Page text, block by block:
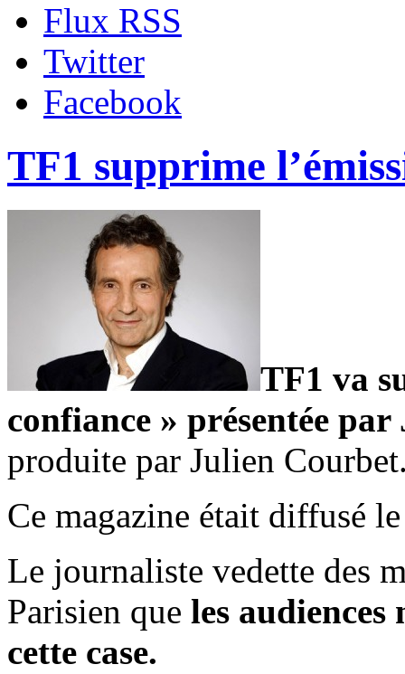
Flux RSS
Twitter
Facebook
TF1 supprime
TF1 va
confiance » présentée
produite par Julien
Ce magazine était diffusé
Le journaliste vedette des
Parisien que les audiences
cette case.